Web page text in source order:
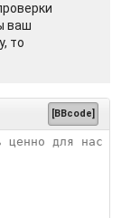
ваш
то
[BBcode]